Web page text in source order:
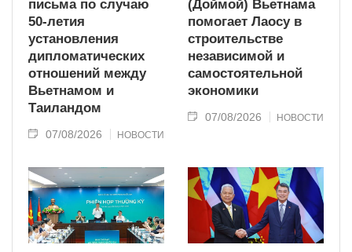
письма по случаю
50-летия
установления
дипломатических
отношений между
Вьетнамом и
Таиландом
07/08/2026 НОВОСТИ
(Доймой) Вьетнама
помогает Лаосу в
строительстве
независимой и
самостоятельной
экономики
07/08/2026 НОВОСТИ